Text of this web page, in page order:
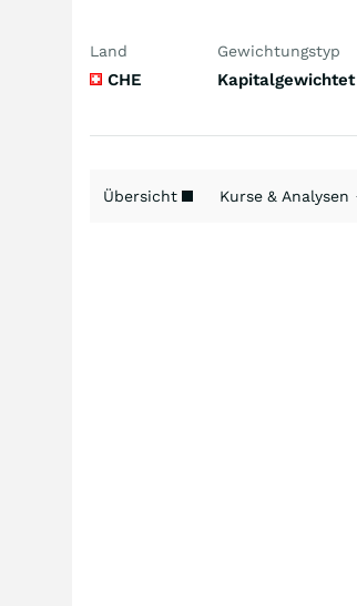
Land
CHE
Gewichtungstyp
Kapitalgewichtet
Übersicht Kurse & Analysen